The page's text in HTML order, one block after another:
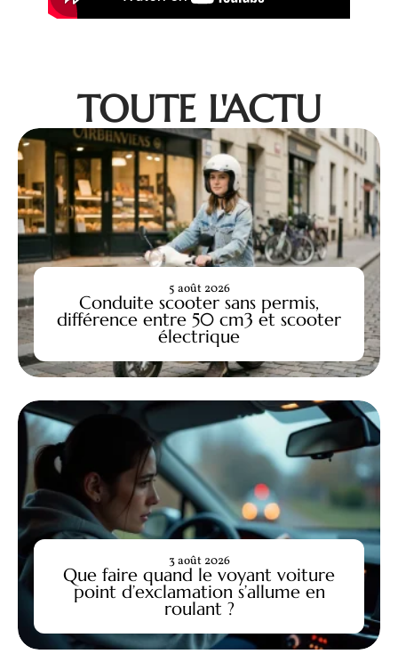
TOUTE L'ACTU
Conduite scooter sans permis,
différence entre 50 cm3 et scooter
électrique
5 août 2026
Que faire quand le voyant voiture
point d’exclamation s’allume en
roulant ?
3 août 2026